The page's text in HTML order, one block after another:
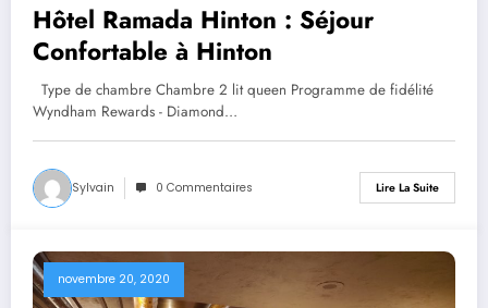
Hôtel Ramada Hinton : Séjour
Confortable à Hinton
Type de chambre Chambre 2 lit queen Programme de fidélité
Wyndham Rewards - Diamond…
Sylvain 0 Commentaires Lire La Suite
novembre 20, 2020